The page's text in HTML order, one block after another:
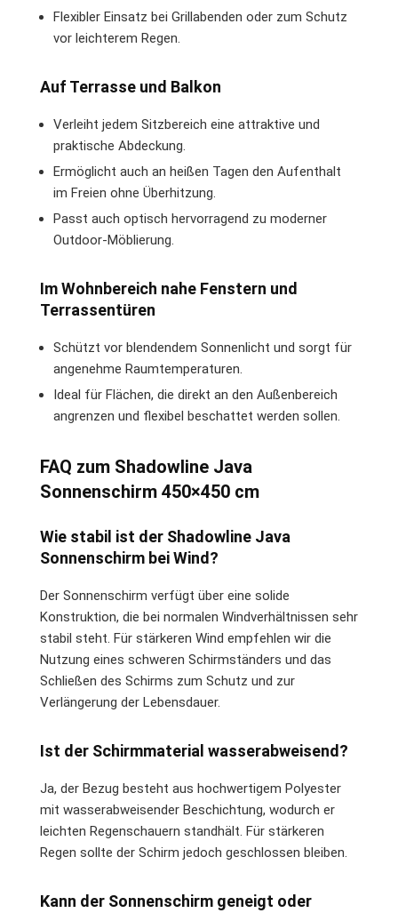
Flexibler Einsatz bei Grillabenden oder zum Schutz
vor leichterem Regen.
Auf Terrasse und Balkon
Verleiht jedem Sitzbereich eine attraktive und
praktische Abdeckung.
Ermöglicht auch an heißen Tagen den Aufenthalt
im Freien ohne Überhitzung.
Passt auch optisch hervorragend zu moderner
Outdoor-Möblierung.
Im Wohnbereich nahe Fenstern und
Terrassentüren
Schützt vor blendendem Sonnenlicht und sorgt für
angenehme Raumtemperaturen.
Ideal für Flächen, die direkt an den Außenbereich
angrenzen und flexibel beschattet werden sollen.
FAQ zum Shadowline Java
Sonnenschirm 450×450 cm
Wie stabil ist der Shadowline Java
Sonnenschirm bei Wind?
Der Sonnenschirm verfügt über eine solide
Konstruktion, die bei normalen Windverhältnissen sehr
stabil steht. Für stärkeren Wind empfehlen wir die
Nutzung eines schweren Schirmständers und das
Schließen des Schirms zum Schutz und zur
Verlängerung der Lebensdauer.
Ist der Schirmmaterial wasserabweisend?
Ja, der Bezug besteht aus hochwertigem Polyester
mit wasserabweisender Beschichtung, wodurch er
leichten Regenschauern standhält. Für stärkeren
Regen sollte der Schirm jedoch geschlossen bleiben.
Kann der Sonnenschirm geneigt oder